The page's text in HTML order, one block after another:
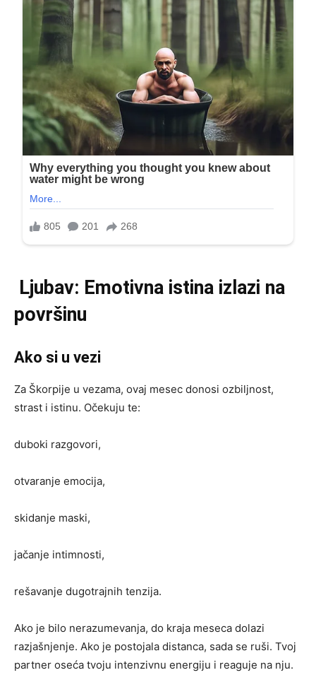
Ljubav: Emotivna istina izlazi na
površinu
Ako si u vezi
Za Škorpije u vezama, ovaj mesec donosi ozbiljnost,
strast i istinu. Očekuju te:
duboki razgovori,
otvaranje emocija,
skidanje maski,
jačanje intimnosti,
rešavanje dugotrajnih tenzija.
Ako je bilo nerazumevanja, do kraja meseca dolazi
razjašnjenje. Ako je postojala distanca, sada se ruši. Tvoj
partner oseća tvoju intenzivnu energiju i reaguje na nju.